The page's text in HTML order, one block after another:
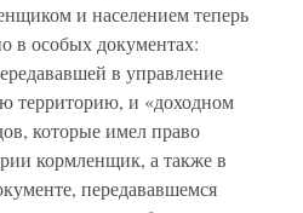
и населением теперь
в особых документах:
в управление
территорию, и «доходном
которые имел право
кормленщик, а также в
передававшемся